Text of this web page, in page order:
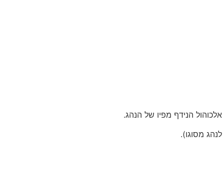
הנידף מפיו של הנהג.